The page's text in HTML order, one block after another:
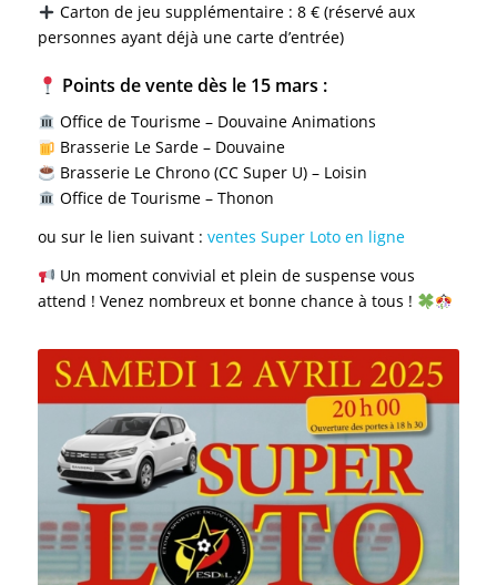
Carton de jeu supplémentaire : 8 € (réservé aux
personnes ayant déjà une carte d’entrée)
Points de vente dès le 15 mars :
Office de Tourisme – Douvaine Animations
Brasserie Le Sarde – Douvaine
Brasserie Le Chrono (CC Super U) – Loisin
Office de Tourisme – Thonon
ou sur le lien suivant : ventes Super Loto en ligne
Un moment convivial et plein de suspense vous
attend ! Venez nombreux et bonne chance à tous !